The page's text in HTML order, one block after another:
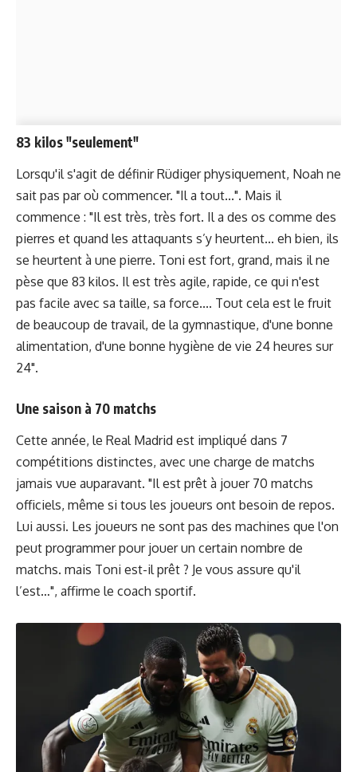
83 kilos "seulement"
Lorsqu'il s'agit de définir Rüdiger physiquement, Noah ne
sait pas par où commencer. "Il a tout...". Mais il
commence : "Il est très, très fort. Il a des os comme des
pierres et quand les attaquants s’y heurtent... eh bien, ils
se heurtent à une pierre. Toni est fort, grand, mais il ne
pèse que 83 kilos. Il est très agile, rapide, ce qui n'est
pas facile avec sa taille, sa force.... Tout cela est le fruit
de beaucoup de travail, de la gymnastique, d'une bonne
alimentation, d'une bonne hygiène de vie 24 heures sur
24".
Une saison à 70 matchs
Cette année, le Real Madrid est impliqué dans 7
compétitions distinctes, avec une charge de matchs
jamais vue auparavant. "Il est prêt à jouer 70 matchs
officiels, même si tous les joueurs ont besoin de repos.
Lui aussi. Les joueurs ne sont pas des machines que l'on
peut programmer pour jouer un certain nombre de
matchs. mais Toni est-il prêt ? Je vous assure qu'il
l’est…", affirme le coach sportif.